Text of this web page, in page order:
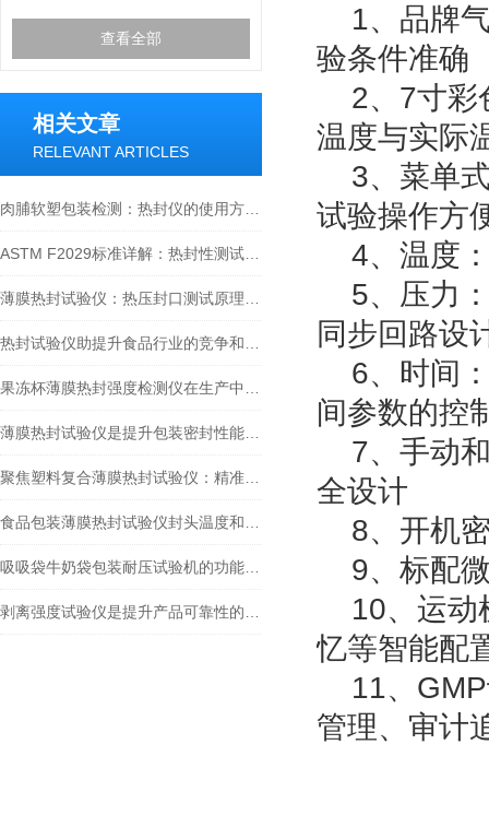
查看全部
相关文章
RELEVANT ARTICLES
1、品牌气
验条件准确
2、7寸彩
温度与实际
3、菜单式
试验操作方
4、温度：
5、压力：
同步回路设
6、时间：
间参数的控
7、手动和
全设计
8、开机密
9、标配微
10、运动
忆等智能配
11、GMP
管理、审计